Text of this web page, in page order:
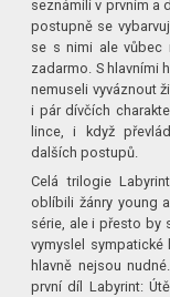
seznámili v prvním a
postupně se
se s nimi ale vůbec
zadarmo. S hlavními
nemuseli vyváznout
i pár dívčích
lince, i když
dalších postupů.
Celá trilogie
oblíbili žánry young
série, ale i přesto by
vymyslel sympatické
hlavně nejsou
první díl Labyrint: